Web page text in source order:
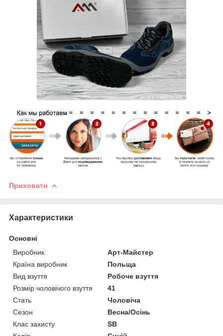
Приховати
Характеристики
Основні
Виробник
Арт-Майстер
Країна виробник
Польща
Вид взуття
Робоче взуття
Розмір чоловічого взуття
41
Стать
Чоловіча
Сезон
Весна/Осінь
Клас захисту
SB